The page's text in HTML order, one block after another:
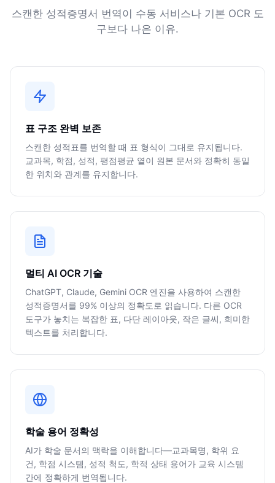
스캔한 성적증명서 번역이 수동 서비스나 기본 OCR 도
구보다 나은 이유.
표 구조 완벽 보존
스캔한 성적표를 번역할 때 표 형식이 그대로 유지됩니다.
교과목, 학점, 성적, 평점평균 열이 원본 문서와 정확히 동일
한 위치와 관계를 유지합니다.
멀티 AI OCR 기술
ChatGPT, Claude, Gemini OCR 엔진을 사용하여 스캔한
성적증명서를 99% 이상의 정확도로 읽습니다. 다른 OCR
도구가 놓치는 복잡한 표, 다단 레이아웃, 작은 글씨, 희미한
텍스트를 처리합니다.
학술 용어 정확성
AI가 학술 문서의 맥락을 이해합니다—교과목명, 학위 요
건, 학점 시스템, 성적 척도, 학적 상태 용어가 교육 시스템
간에 정확하게 번역됩니다.